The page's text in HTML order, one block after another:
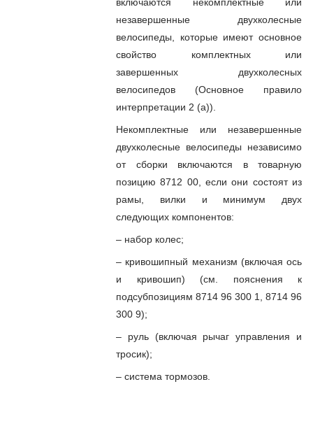
незавершенные двухколесные
велосипеды, которые имеют основное
свойство комплектных или
завершенных двухколесных
велосипедов (Основное правило
интерпретации 2 (а)).
Некомплектные или незавершенные
двухколесные велосипеды независимо
от сборки включаются в товарную
позицию 8712 00, если они состоят из
рамы, вилки и минимум двух
следующих компонентов:
– набор колес;
– кривошипный механизм (включая ось
и кривошип) (см. пояснения к
подсубпозициям 8714 96 300 1, 8714 96
300 9);
– руль (включая рычаг управления и
тросик);
– система тормозов.